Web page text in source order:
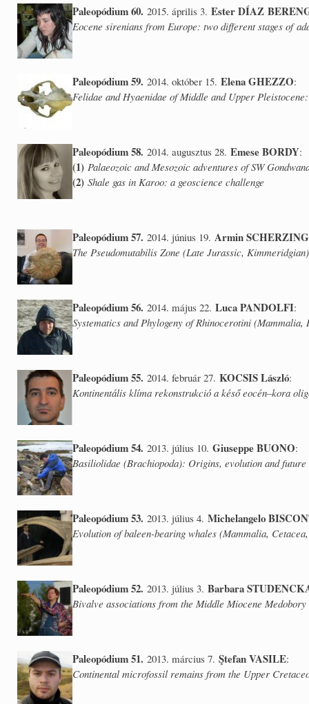
Paleopódium 60. 2015. április 3. Ester DÍAZ
Eocene sirenians from Europe: two different stages of
Paleopódium 59. 2014. október 15. Elena GHEZZO:
Felidae and Hyaenidae of Middle and Upper
Paleopódium 58. 2014. augusztus 28. Emese BORDY:
(1) Palaeozoic and Mesozoic adventures of SW
(2) Shale gas in Karoo: a geoscience challenge
Paleopódium 57. 2014. június 19. Armin
The Pseudomutabilis Zone (Late Jurassic,
Paleopódium 56. 2014. május 22. Luca PANDOLFI:
Systematics and Phylogeny of Rhinocerotini (Mammalia,
Paleopódium 55. 2014. február 27. KOCSIS László:
Kontinentális klíma rekonstrukció a késő eocén–kora
Paleopódium 54. 2013. július 10. Giuseppe BUONO:
Basiliolidae (Brachiopoda): Origins, evolution and future
Paleopódium 53. 2013. július 4. Michelangelo
Evolution of baleen-bearing whales (Mammalia,
Paleopódium 52. 2013. július 3. Barbara
Bivalve associations from the Middle Miocene
Paleopódium 51. 2013. március 7. Ştefan VASILE:
Continental microfossil remains from the Upper